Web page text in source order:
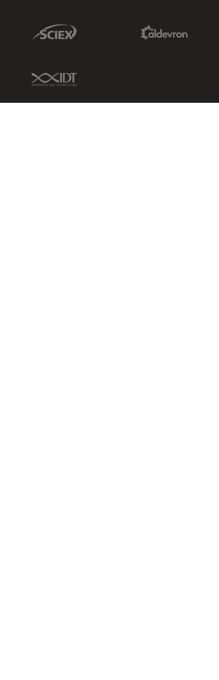
Sciex Link
IDT Link